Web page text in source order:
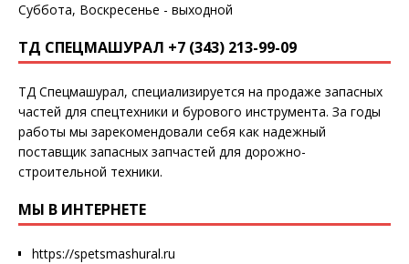
Суббота, Воскресенье - выходной
ТД СПЕЦМАШУРАЛ +7 (343) 213-99-09
ТД Спецмашурал, специализируется на продаже запасных
частей для спецтехники и бурового инструмента. За годы
работы мы зарекомендовали себя как надежный
поставщик запасных запчастей для дорожно-
строительной техники.
МЫ В ИНТЕРНЕТЕ
https://spetsmashural.ru